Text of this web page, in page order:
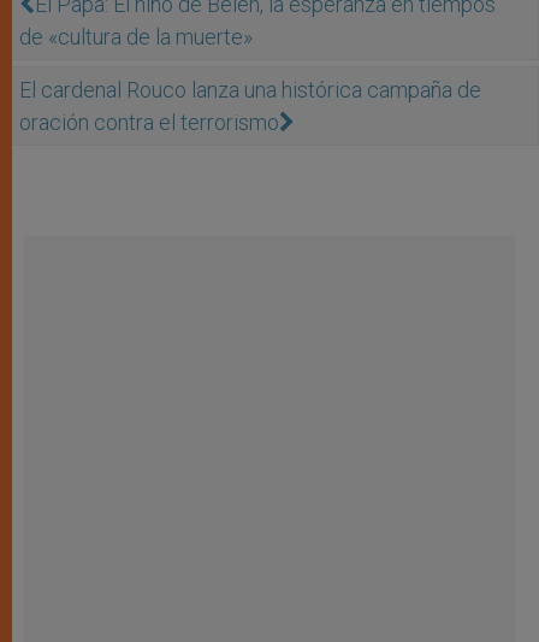
de «cultura de la muerte»
El cardenal Rouco lanza una histórica campaña de
oración contra el terrorismo